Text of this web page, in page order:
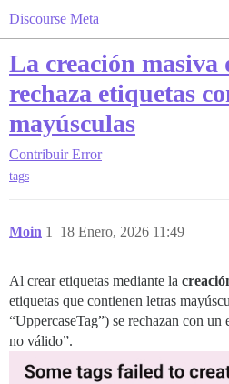
Discourse Meta
La creación masiva
rechaza etiquetas
mayúsculas
Contribuir Error
tags
Moin 18 Enero, 2026 11:49
1
Al crear etiquetas mediante la
etiquetas que contienen letras
“UppercaseTag”) se rechazan con
no válido”.